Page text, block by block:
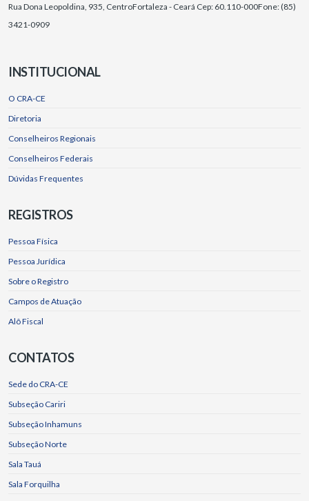
Rua Dona Leopoldina, 935, CentroFortaleza - Ceará Cep: 60.110-000Fone: (85)
3421-0909
INSTITUCIONAL
O CRA-CE
Diretoria
Conselheiros Regionais
Conselheiros Federais
Dúvidas Frequentes
REGISTROS
Pessoa Física
Pessoa Jurídica
Sobre o Registro
Campos de Atuação
Alô Fiscal
CONTATOS
Sede do CRA-CE
Subseção Cariri
Subseção Inhamuns
Subseção Norte
Sala Tauá
Sala Forquilha